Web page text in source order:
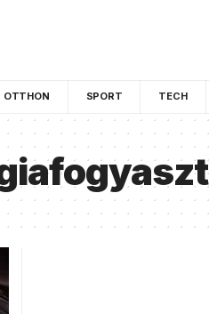
OTTHON SPORT TECH